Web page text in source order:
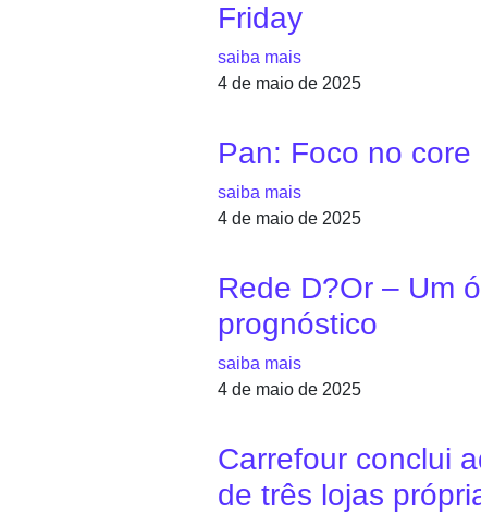
Friday
saiba mais
4 de maio de 2025
Pan: Foco no core
saiba mais
4 de maio de 2025
Rede D?Or – Um
prognóstico
saiba mais
4 de maio de 2025
Carrefour conclui
de três lojas